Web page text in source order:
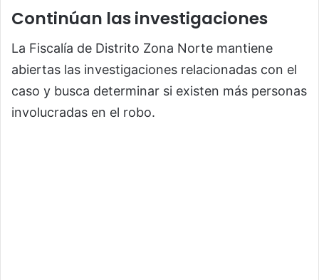
Continúan las investigaciones
La Fiscalía de Distrito Zona Norte mantiene
abiertas las investigaciones relacionadas con el
caso y busca determinar si existen más personas
involucradas en el robo.